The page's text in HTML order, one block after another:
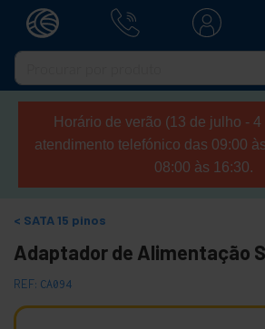
Horário de verão (13 de julho -
atendimento telefónico das 09:00
08:00 às 16:30.
SATA 15 pinos
Adaptador de Alimentação
REF: CA094